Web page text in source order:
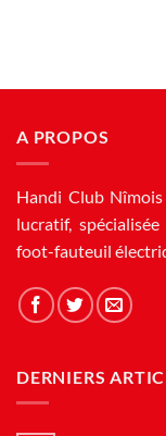
A PROPOS
Handi Club
lucratif,
foot-fauteuil
DERNIERS